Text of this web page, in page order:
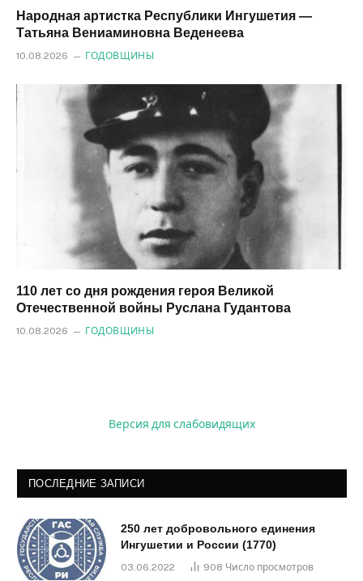
Народная артистка Республики Ингушетия —
Татьяна Вениаминовна Веденеева
10.08.2026 ГОДОВЩИНЫ
110 лет со дня рождения героя Великой
Отечественной войны Руслана Гудантова
10.08.2026 ГОДОВЩИНЫ
Версия для слабовидящих
ПОСЛЕДНИЕ ЗАПИСИ
250 лет добровольного единения
Ингушетии и России (1770)
03.06.2022 908 Число просмотров